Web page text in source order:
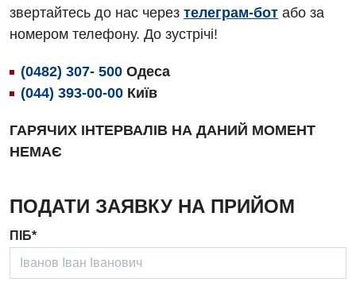
Відділення кардіосудинної патології та неврології
Гастроентерологія
Гінекологічне відділення
Дерматовенерологія
Дієтологія
Ендокринологія
звертайтесь до нас через телеграм-бот або за
номером телефону. До зустрічі!
(0482) 307- 500 Одеса
(044) 393-00-00 Київ
ГАРЯЧИХ ІНТЕРВАЛІВ НА ДАНИЙ МОМЕНТ
НЕМАЄ
ПОДАТИ ЗАЯВКУ НА ПРИЙОМ
ПІБ*